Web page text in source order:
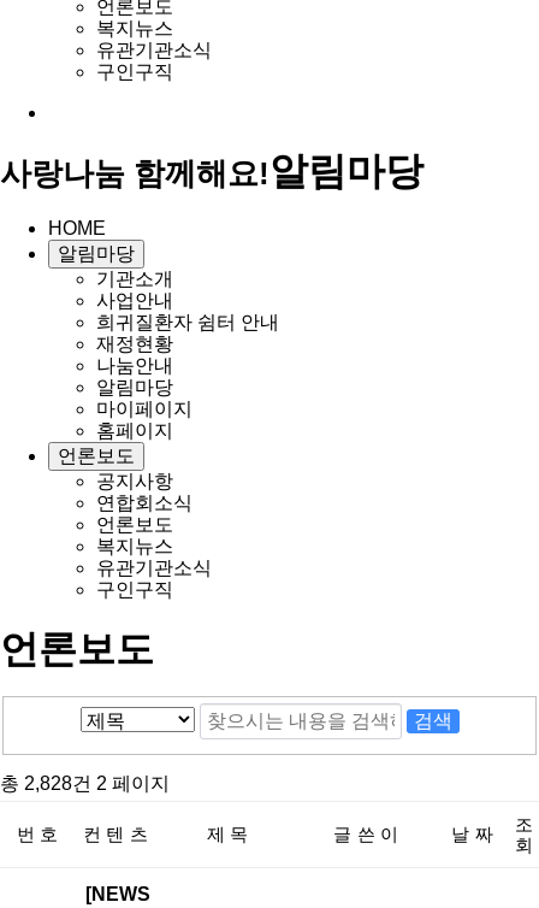
언론보도
복지뉴스
유관기관소식
구인구직
사랑나눔 함께해요!알림마당
HOME
알림마당
기관소개
사업안내
희귀질환자 쉼터 안내
재정현황
나눔안내
알림마당
마이페이지
홈페이지
언론보도
공지사항
연합회소식
언론보도
복지뉴스
유관기관소식
구인구직
언론보도
총 2,828건 2 페이지
번호 컨텐츠 제목 글쓴이 날짜
조
회
[NEWS